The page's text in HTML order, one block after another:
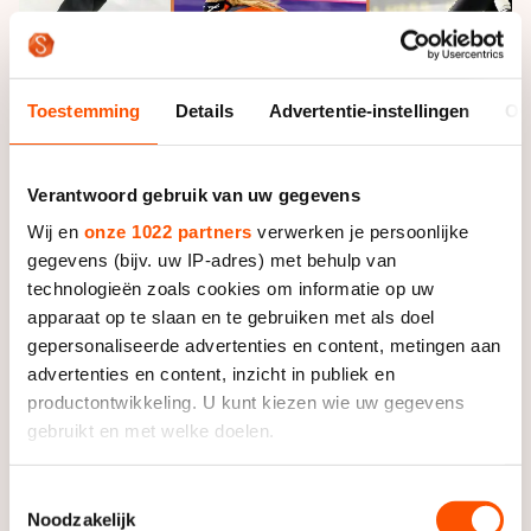
Toestemming Details Advertentie-instellingen
Verantwoord gebruik van uw gegevens
Wij en onze 1022 partners verwerken je persoonlijke
gegevens (bijv. uw IP-adres) met behulp van
technologieën zoals cookies om informatie op uw
apparaat op te slaan en te gebruiken met als doel
gepersonaliseerde advertenties en content, metingen aan
advertenties en content, inzicht in publiek en
productontwikkeling. U kunt kiezen wie uw gegevens
gebruikt en met welke doelen.
Informatie verzamelen over uw geografische locatie,
Noodzakelijk
19 JULI 2023
Diep zitten heilige graal van het
schaatsen?